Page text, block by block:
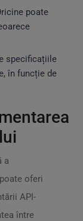
poate
specificațiile
în funcție de
a
oferi
API-
între